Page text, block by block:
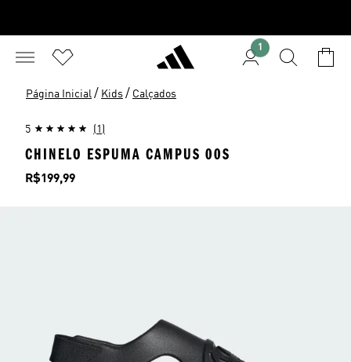
1
Página Inicial / Kids / Calçados
5 (1)
CHINELO ESPUMA CAMPUS 00S
Preço
R$199,99